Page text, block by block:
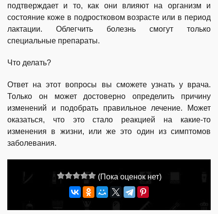
подтверждает и то, как они влияют на организм и
состояние коже в подростковом возрасте или в период
лактации. Облегчить болезнь смогут только
специальные препараты.
Что делать?
Ответ на этот вопросы вы сможете узнать у врача.
Только он может достоверно определить причину
изменений и подобрать правильное лечение. Может
оказаться, что это стало реакцией на какие-то
изменения в жизни, или же это один из симптомов
заболевания.
(Пока оценок нет)